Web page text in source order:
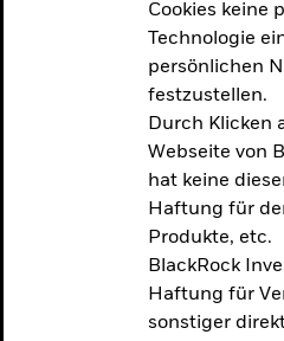
Cookies keine
Technologie
persönlichen
festzustellen.
Durch Klicken
Webseite von
hat keine
Haftung für
Produkte, etc.
BlackRock
Haftung für
sonstiger